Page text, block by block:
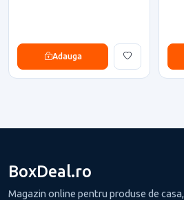
Adauga
BoxDeal.ro
Magazin online pentru produse de